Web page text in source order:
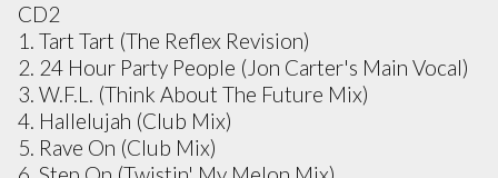
CD2
1. Tart Tart (The Reflex Revision)
2. 24 Hour Party People (Jon Carter's Main Vocal)
3. W.F.L. (Think About The Future Mix)
4. Hallelujah (Club Mix)
5. Rave On (Club Mix)